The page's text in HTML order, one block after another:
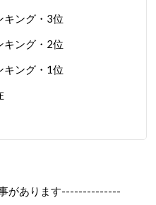
キング・3位
キング・2位
キング・1位
があります--------------